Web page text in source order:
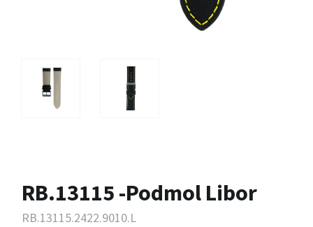
RB.13115 -Podmol Libor
RB.13115.2422.9010.L